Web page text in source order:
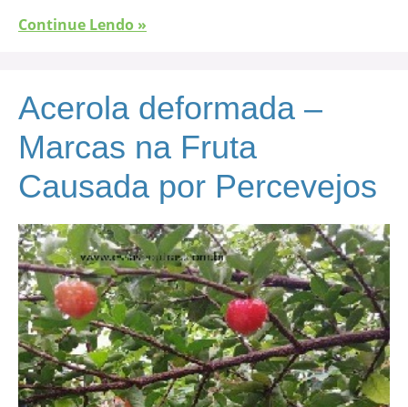
Continue Lendo »
Acerola deformada –
Marcas na Fruta
Causada por Percevejos